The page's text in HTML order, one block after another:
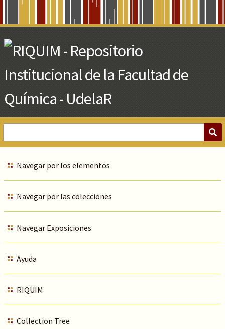
Main
Content
Navegar por los elementos
Navegar por las colecciones
Navegar Exposiciones
Ayuda
RIQUIM
Collection Tree